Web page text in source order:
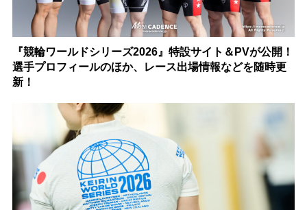
『競輪ワールドシリーズ2026』特設サイト＆PVが公開！
選手プロフィールのほか、レース出場情報などを随時更
新！